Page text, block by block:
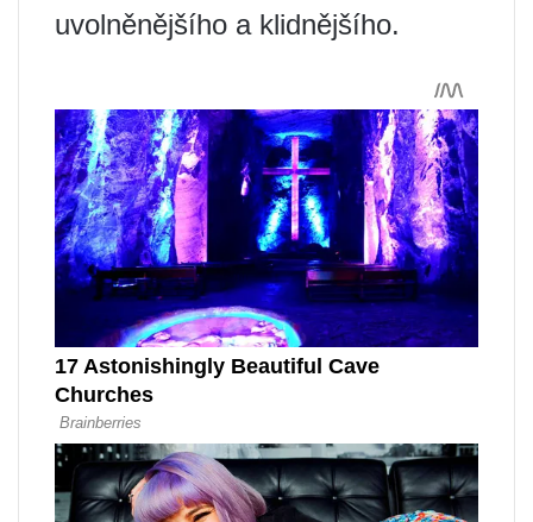
uvolněnějšího a klidnějšího.